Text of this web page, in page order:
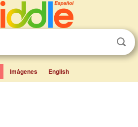
Imágenes English